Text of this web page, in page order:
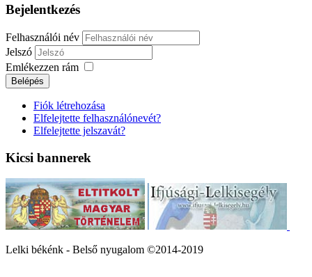
Bejelentkezés
Felhasználói név
Jelszó
Emlékezzen rám
Fiók létrehozása
Elfelejtette felhasználónevét?
Elfelejtette jelszavát?
Kicsi bannerek
Lelki békénk - Belső nyugalom ©2014-2019